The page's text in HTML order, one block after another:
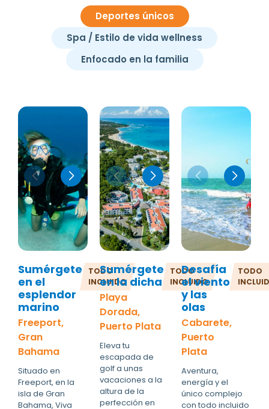
Deportes únicos
Spa / Estilo de vida wellness
Enfocado en la familia
Sumérgete
en el
esplendor
marino
Freeport,
Gran
Bahama
TODO
INCLUIDO
Situado en
Freeport, en la
isla de Gran
Bahama, Viva
Sumérgete
en la dicha
Playa
Dorada,
Puerto Plata
TODO
INCLUIDO
Eleva tu
escapada de
golf a unas
vacaciones a la
altura de la
perfección en
Desafía
el viento
y las
olas
Cabarete,
Puerto
Plata
TODO
Aventura,
energía y el
único complejo
con todo incluido